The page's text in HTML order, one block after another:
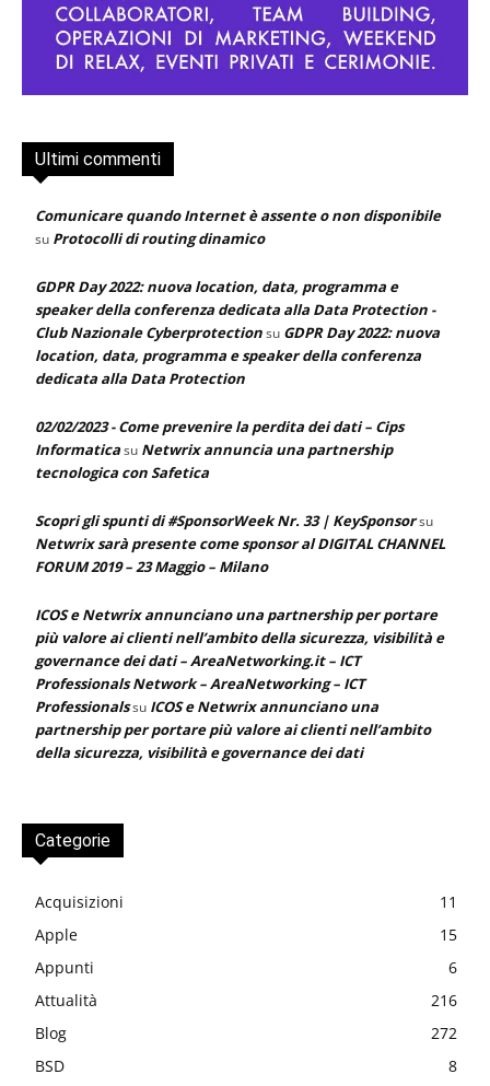
Ultimi commenti
Comunicare quando Internet è assente o non disponibile
su Protocolli di routing dinamico
GDPR Day 2022: nuova location, data, programma e
speaker della conferenza dedicata alla Data Protection -
Club Nazionale Cyberprotectionsu GDPR Day 2022: nuova
location, data, programma e speaker della conferenza
dedicata alla Data Protection
02/02/2023 - Come prevenire la perdita dei dati – Cips
Informaticasu Netwrix annuncia una partnership
tecnologica con Safetica
Scopri gli spunti di #SponsorWeek Nr. 33 | KeySponsorsu
Netwrix sarà presente come sponsor al DIGITAL CHANNEL
FORUM 2019 – 23 Maggio – Milano
ICOS e Netwrix annunciano una partnership per portare
più valore ai clienti nell’ambito della sicurezza, visibilità e
governance dei dati – AreaNetworking.it – ICT
Professionals Network – AreaNetworking – ICT
Professionalssu ICOS e Netwrix annunciano una
partnership per portare più valore ai clienti nell’ambito
della sicurezza, visibilità e governance dei dati
Categorie
Acquisizioni
11
Apple
15
Appunti
6
Attualità
216
Blog
272
BSD
8